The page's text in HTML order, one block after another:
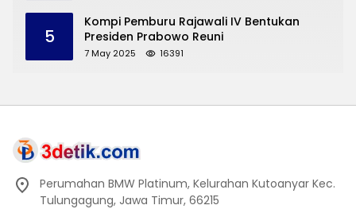
5
Kompi Pemburu Rajawali IV Bentukan
Presiden Prabowo Reuni
7 May 2025 16391
Perumahan BMW Platinum, Kelurahan Kutoanyar Kec.
Tulungagung, Jawa Timur, 66215